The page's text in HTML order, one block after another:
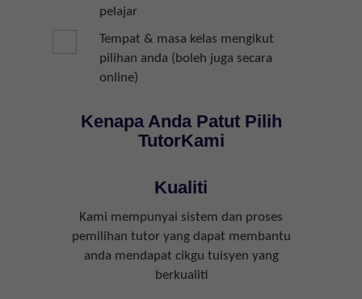
pelajar
Tempat & masa kelas mengikut
pilihan anda (boleh juga secara
online)
Kenapa Anda Patut Pilih
TutorKami
Kualiti
Kami mempunyai sistem dan proses
pemilihan tutor yang dapat membantu
anda mendapat cikgu tuisyen yang
berkualiti